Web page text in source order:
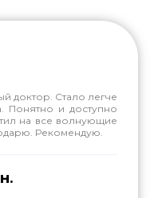
доктор. Стало легче
Понятно и доступно
на все волнующие
Рекомендую.